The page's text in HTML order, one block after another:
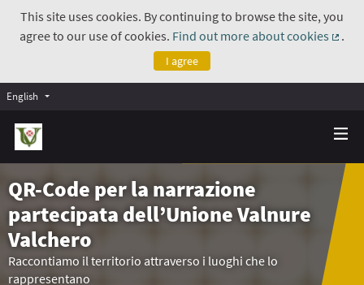
This site uses cookies. By continuing to browse the site, you
agree to our use of cookies. Find out more about cookies
.
I agree
English
QR-Code per la narrazione
partecipata dell’Unione Valnure
Valchero
Raccontiamo il territorio attraverso i luoghi che lo
rappresentano